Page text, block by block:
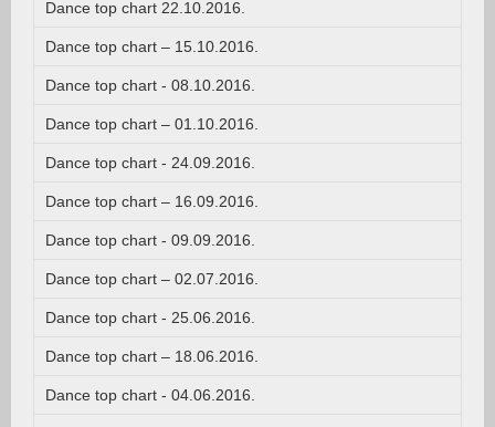
Dance top chart 22.10.2016.
Dance top chart – 15.10.2016.
Dance top chart - 08.10.2016.
Dance top chart – 01.10.2016.
Dance top chart - 24.09.2016.
Dance top chart – 16.09.2016.
Dance top chart - 09.09.2016.
Dance top chart – 02.07.2016.
Dance top chart - 25.06.2016.
Dance top chart – 18.06.2016.
Dance top chart - 04.06.2016.